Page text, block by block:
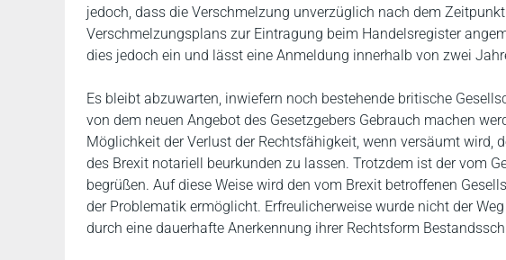
jedoch, dass die Verschmelzung unverzüglich nach dem
Verschmelzungsplans zur Eintragung beim Handelsregister
dies jedoch ein und lässt eine Anmeldung innerhalb von zwei
Es bleibt abzuwarten, inwiefern noch bestehende britische
von dem neuen Angebot des Gesetzgebers Gebrauch machen
Möglichkeit der Verlust der Rechtsfähigkeit, wenn versäumt wird,
des Brexit notariell beurkunden zu lassen. Trotzdem ist der vom
begrüßen. Auf diese Weise wird den vom Brexit betroffenen
der Problematik ermöglicht. Erfreulicherweise wurde nicht der
durch eine dauerhafte Anerkennung ihrer Rechtsform